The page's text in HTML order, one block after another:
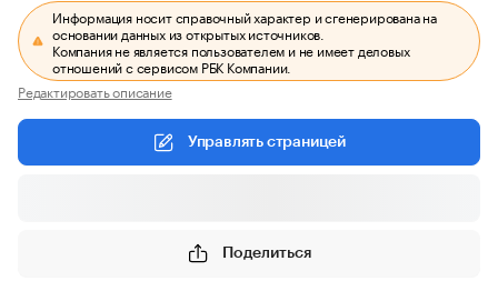
Информация носит справочный характер и сгенерирована на
основании данных из открытых источников.
Компания не является пользователем и не имеет деловых
отношений с сервисом РБК Компании.
Редактировать описание
Управлять страницей
Поделиться